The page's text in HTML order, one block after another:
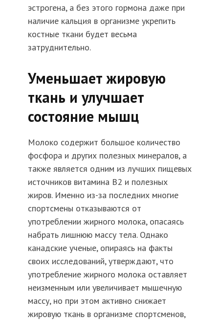
эстрогена, а без этого гормона даже при
наличие кальция в организме укрепить
костные ткани будет весьма
затруднительно.
Уменьшает жировую
ткань и улучшает
состояние мышц
Молоко содержит большое количество
фосфора и других полезных минералов, а
также является одним из лучших пищевых
источников витамина В2 и полезных
жиров. Именно из-за последних многие
спортсмены отказываются от
употреблении жирного молока, опасаясь
набрать лишнюю массу тела. Однако
канадские ученые, опираясь на факты
своих исследований, утверждают, что
употребление жирного молока оставляет
неизменным или увеличивает мышечную
массу, но при этом активно снижает
жировую ткань в организме спортсменов,